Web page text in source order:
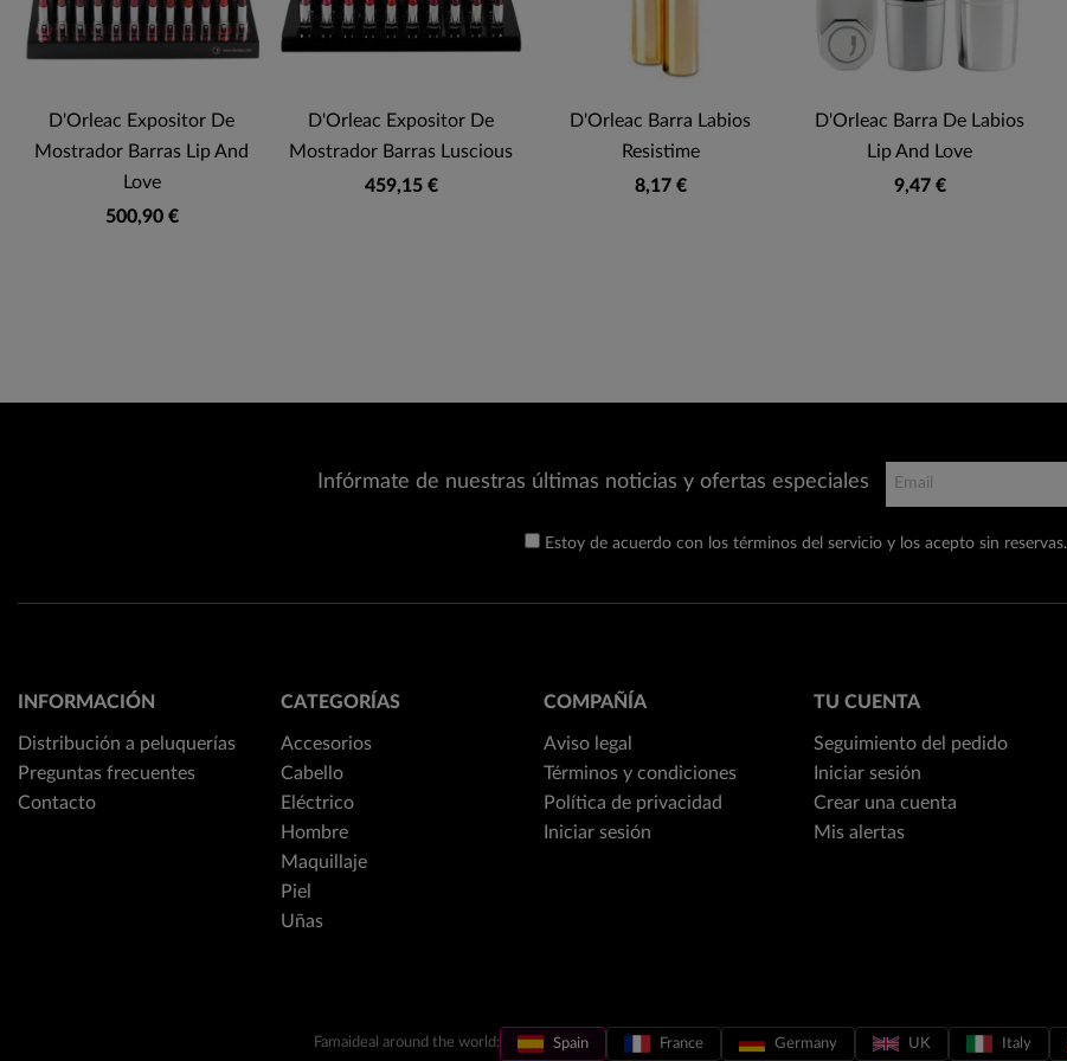
D'Orleac Expositor De
Mostrador Barras Lip And
Love
500,90 €
D'Orleac Expositor De
Mostrador Barras Luscious
459,15 €
D'Orleac Barra Labios
Resistime
8,17 €
D'Orleac Barra De Labios
Lip And Love
9,47 €
Infórmate de nuestras últimas noticias y ofertas especiales
Estoy de acuerdo con los términos del servicio y los acepto sin reservas.
INFORMACIÓN
Distribución a peluquerías
Preguntas frecuentes
Contacto
CATEGORÍAS
Accesorios
Cabello
Eléctrico
Hombre
Maquillaje
Piel
Uñas
COMPAÑÍA
Aviso legal
Términos y condiciones
Política de privacidad
Iniciar sesión
TU CUENTA
Seguimiento del pedido
Iniciar sesión
Crear una cuenta
Mis alertas
Famaideal around the world: Spain France Germany UK Italy